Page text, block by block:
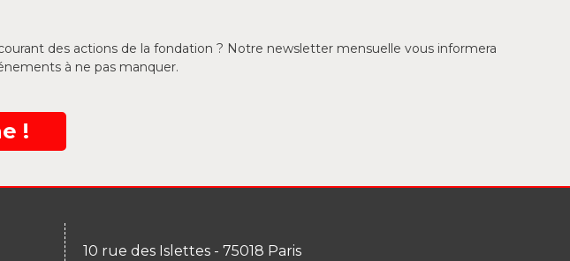
des actions de la fondation ? Notre newsletter mensuelle vous informera
à ne pas manquer.
!
10 rue des Islettes - 75018 Paris